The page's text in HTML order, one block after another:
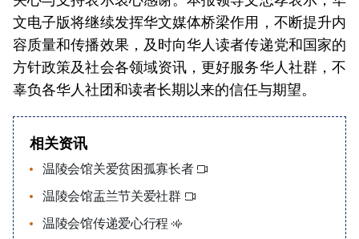
文电子版将继续发挥华文媒体桥梁作用，不断提升内
容质量和传播效果，及时向华人读者传递党和国家的
方针政策及社会各领域资讯，更好服务华人社群，不
辜负各华人社团和读者长期以来的信任与期望。
相关资讯
温陵会馆关爱贫困孤寡长者
温陵会馆盂兰节关爱社群
温陵会馆传递爱心行程